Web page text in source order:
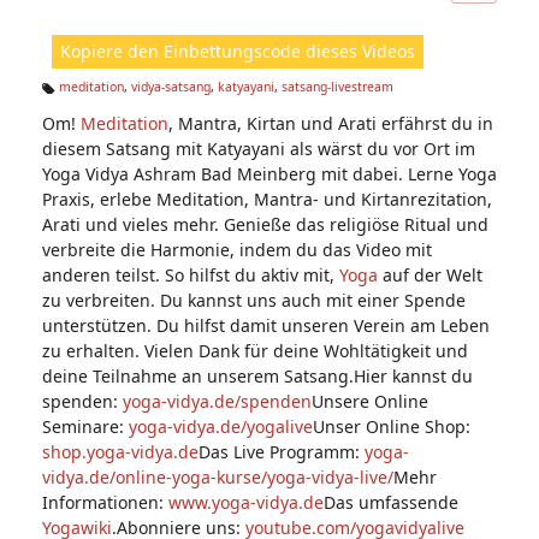
ic
Kopiere den Einbettungscode dieses Videos
g
s:
meditation, vidya-satsang, katyayani, satsang-livestream
Om! Meditation, Mantra, Kirtan und Arati erfährst du in
diesem Satsang mit Katyayani als wärst du vor Ort im
Yoga Vidya Ashram Bad Meinberg mit dabei. Lerne Yoga
Praxis, erlebe Meditation, Mantra- und Kirtanrezitation,
Arati und vieles mehr. Genieße das religiöse Ritual und
verbreite die Harmonie, indem du das Video mit
anderen teilst. So hilfst du aktiv mit, Yoga auf der Welt
zu verbreiten. Du kannst uns auch mit einer Spende
unterstützen. Du hilfst damit unseren Verein am Leben
zu erhalten. Vielen Dank für deine Wohltätigkeit und
deine Teilnahme an unserem Satsang.Hier kannst du
spenden: yoga-vidya.de/spendenUnsere Online
Seminare: yoga-vidya.de/yogaliveUnser Online Shop:
shop.yoga-vidya.deDas Live Programm: yoga-
vidya.de/online-yoga-kurse/yoga-vidya-live/Mehr
Informationen: www.yoga-vidya.deDas umfassende
Yogawiki.Abonniere uns: youtube.com/yogavidyalive